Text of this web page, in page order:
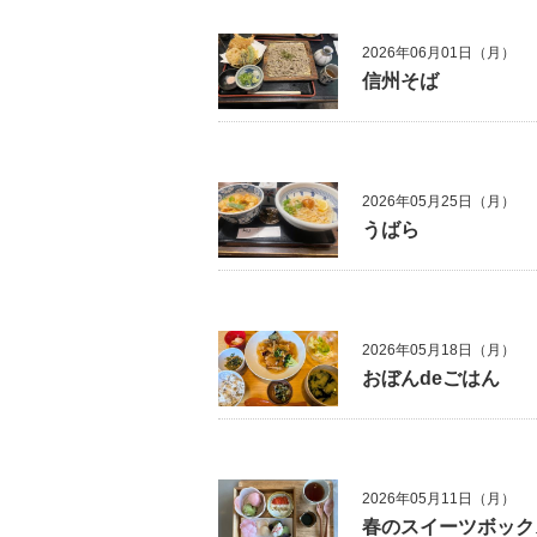
2026年06月01日（月）
信州そば
2026年05月25日（月）
うばら
2026年05月18日（月）
おぼんdeごはん
2026年05月11日（月）
春のスイーツボッ